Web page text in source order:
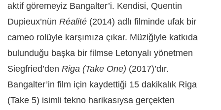
aktif göremeyiz Bangalter’i. Kendisi, Quentin
Dupieux’nün Réalité (2014) adlı filminde ufak bir
cameo rolüyle karşımıza çıkar. Müziğiyle katkıda
bulunduğu başka bir filmse Letonyalı yönetmen
Siegfried’den Riga (Take One) (2017)’dır.
Bangalter’in film için kaydettiği 15 dakikalık Riga
(Take 5) isimli tekno harikasıysa gerçekten